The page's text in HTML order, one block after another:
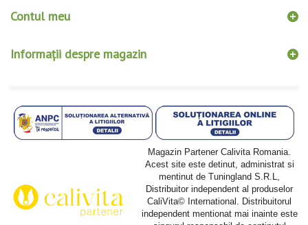
Contul meu
Informații despre magazin
Magazin Partener Calivita Romania.
Acest site este detinut, administrat si
mentinut de Tuningland S.R.L,
Distribuitor independent al produselor
CaliVita© International. Distribuitorul
independent mentionat mai inainte este